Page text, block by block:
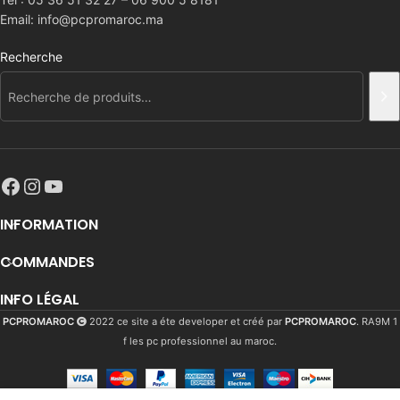
Email: info@pcpromaroc.ma
Recherche
INFORMATION
COMMANDES
INFO LÉGAL
PCPROMAROC 2022 ce site a éte developer et créé par PCPROMAROC. RA9M 1
f les pc professionnel au maroc.